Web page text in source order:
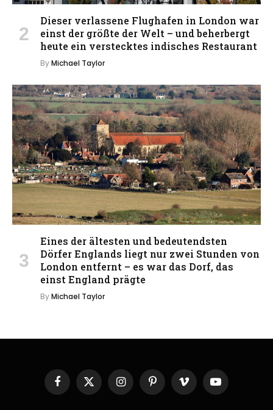
Dieser verlassene Flughafen in London war
einst der größte der Welt – und beherbergt
heute ein verstecktes indisches Restaurant
ByMichael Taylor
Eines der ältesten und bedeutendsten
Dörfer Englands liegt nur zwei Stunden von
London entfernt – es war das Dorf, das
einst England prägte
ByMichael Taylor
Facebook
X
(Twitter)
InstagramPinterestVimeo YouTube